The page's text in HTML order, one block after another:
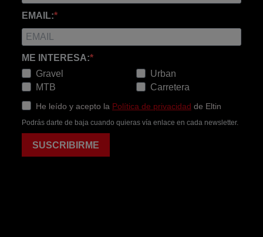
EMAIL:
ME INTERESA:
Gravel
MTB
Urban
Carretera
He leído y acepto la Política de privacidad de Eltin
Podrás darte de baja cuando quieras vía enlace en cada newsletter.
SUSCRIBIRME